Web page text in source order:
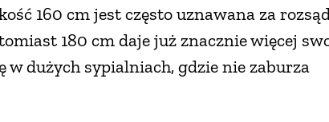
160 cm jest często uznawana za
180 cm daje już znacznie więcej
dużych sypialniach, gdzie nie zaburza